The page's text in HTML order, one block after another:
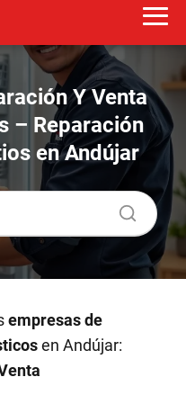
Y Venta
– Reparación
en Andújar
empresas de
en Andújar: